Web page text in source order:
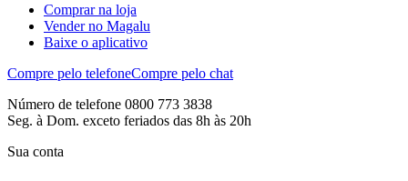
Comprar na loja
Vender no Magalu
Baixe o aplicativo
Compre pelo telefoneCompre pelo chat
Número de telefone 0800 773 3838
Seg. à Dom. exceto feriados das 8h às 20h
Sua conta